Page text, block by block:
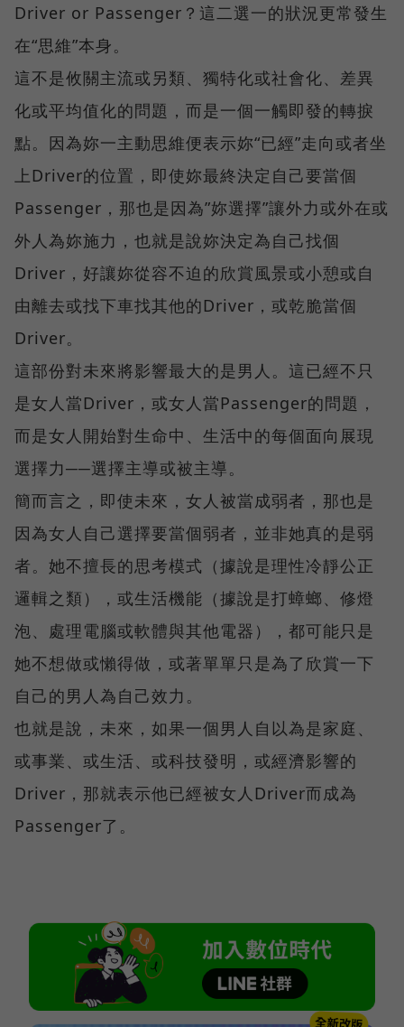
Driver or Passenger？這二選一的狀況更常發生
在“思維”本身。
這不是攸關主流或另類、獨特化或社會化、差異
化或平均值化的問題，而是一個一觸即發的轉捩
點。因為妳一主動思維便表示妳“已經”走向或者坐
上Driver的位置，即使妳最終決定自己要當個
Passenger，那也是因為”妳選擇”讓外力或外在或
外人為妳施力，也就是說妳決定為自己找個
Driver，好讓妳從容不迫的欣賞風景或小憩或自
由離去或找下車找其他的Driver，或乾脆當個
Driver。
這部份對未來將影響最大的是男人。這已經不只
是女人當Driver，或女人當Passenger的問題，
而是女人開始對生命中、生活中的每個面向展現
選擇力──選擇主導或被主導。
簡而言之，即使未來，女人被當成弱者，那也是
因為女人自己選擇要當個弱者，並非她真的是弱
者。她不擅長的思考模式（據說是理性冷靜公正
邏輯之類），或生活機能（據說是打蟑螂、修燈
泡、處理電腦或軟體與其他電器），都可能只是
她不想做或懶得做，或著單單只是為了欣賞一下
自己的男人為自己效力。
也就是說，未來，如果一個男人自以為是家庭、
或事業、或生活、或科技發明，或經濟影響的
Driver，那就表示他已經被女人Driver而成為
Passenger了。